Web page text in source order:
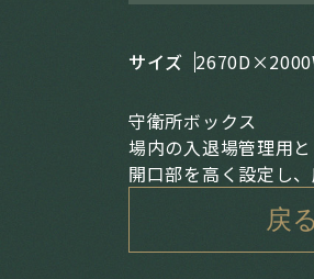
サイズ
守衛所ボックス
場内の入退場管理用
開口部を高く設定し
戻る